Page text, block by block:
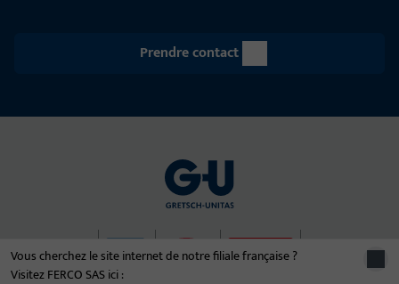
Vous cherchez le site internet de notre filiale française ?
Visitez FERCO SAS ici :
Prendre contact